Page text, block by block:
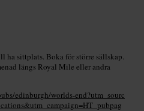
ha sittplats. Boka för större sällskap.
längs Royal Mile eller andra
edinburgh/worlds-end?utm_sourc